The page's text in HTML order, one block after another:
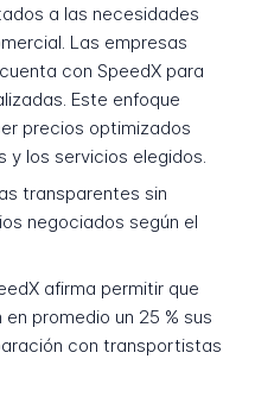
a las necesidades
Las empresas
con SpeedX para
Este enfoque
precios optimizados
y los servicios elegidos.
transparentes sin
negociados según el
afirma permitir que
promedio un 25 % sus
con transportistas